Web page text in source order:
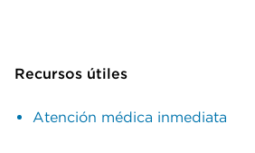
Recursos útiles
Atención médica inmediata